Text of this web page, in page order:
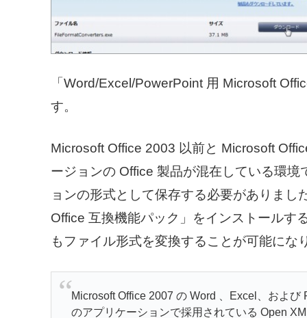
「Word/Excel/PowerPoint 用 Microsoft
す。
Microsoft Office 2003 以前と Microsoft
ージョンの Office 製品が混在している環
ョンの形式として保存する必要がありま
Office 互換機能パック」をインストールす
もファイル形式を変換することが可能にな
Microsoft Office 2007 の Word 、Excel、およ
のアプリケーションで採用されている Open